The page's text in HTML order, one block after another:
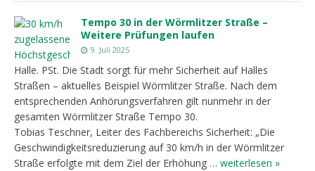
Tempo 30 in der Wörmlitzer Straße –
Weitere Prüfungen laufen
9. Juli 2025
Halle. PSt. Die Stadt sorgt für mehr Sicherheit auf Halles
Straßen – aktuelles Beispiel Wörmlitzer Straße. Nach dem
entsprechenden Anhörungsverfahren gilt nunmehr in der
gesamten Wörmlitzer Straße Tempo 30.
Tobias Teschner, Leiter des Fachbereichs Sicherheit: „Die
Geschwindigkeitsreduzierung auf 30 km/h in der Wörmlitzer
Straße erfolgte mit dem Ziel der Erhöhung … weiterlesen »